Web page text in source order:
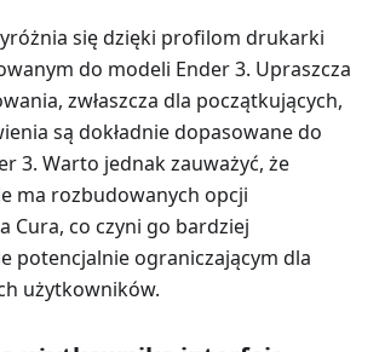
się dzięki profilom drukarki
do modeli Ender 3. Upraszcza
zwłaszcza dla początkujących,
są dokładnie dopasowane do
3. Warto jednak zauważyć, że
ma rozbudowanych opcji
Cura, co czyni go bardziej
potencjalnie ograniczającym dla
użytkowników.